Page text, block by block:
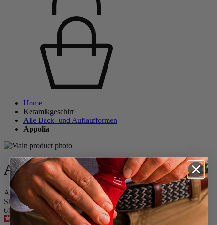
Home
Keramikgeschirr
Alle Back- und Auflaufformen
Appolia
Appolia
Auflaufform aus Keramik, rechteckig, Satin-Schwarz, 36 cm
SKU
61494
4.9/5 -371Bewertungen